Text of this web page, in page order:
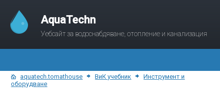
AquaTechn
Уебсайт за водоснабдяване, отопление и канализация
aquatech.tomathouse ВиК учебник
Инструмент и
оборудване